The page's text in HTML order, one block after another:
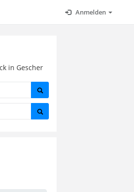
Anmelden
in Gescher